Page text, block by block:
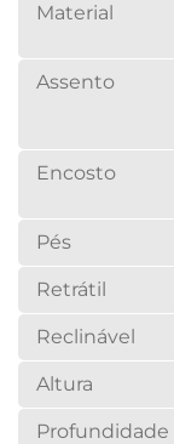
Material
Assento
Encosto
Pés
Retrátil
Reclinável
Altura
Profundidade